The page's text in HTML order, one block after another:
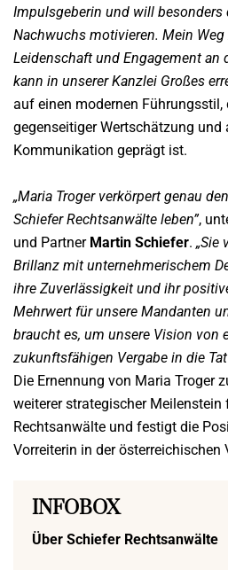
Impulsgeberin und will besonders
Nachwuchs motivieren. Mein
Leidenschaft und Engagement an
kann in unserer Kanzlei Großes
auf einen modernen Führungsstil,
gegenseitiger Wertschätzung und
Kommunikation geprägt ist.
„Maria Troger verkörpert genau
Schiefer Rechtsanwälte leben”,
und Partner Martin Schiefer. „Sie
Brillanz mit unternehmerischem
ihre Zuverlässigkeit und ihr
Mehrwert für unsere Mandanten
braucht es, um unsere Vision von
zukunftsfähigen Vergabe in die
Die Ernennung von Maria Troger
weiterer strategischer Meilenstein
Rechtsanwälte und festigt die
Vorreiterin in der österreichischen
INFOBOX
Über Schiefer Rechtsanwälte